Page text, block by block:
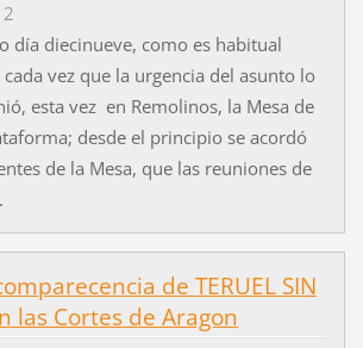
día diecinueve, como es habitual
vez que la urgencia del asunto lo
esta vez en Remolinos, la Mesa de
desde el principio se acordó
de la Mesa, que las reuniones de
de TERUEL SIN
las Cortes de Aragon